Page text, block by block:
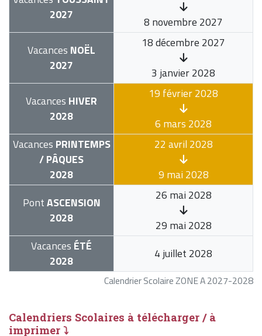
Calendrier Scolaire ZONE A 2027-2028
2027
8 novembre 2027
Vacances NOËL
2027
18 décembre 2027
3 janvier 2028
Vacances HIVER
2028
19 février 2028
6 mars 2028
Vacances PRINTEMPS
/ PÂQUES
2028
22 avril 2028
9 mai 2028
PontASCENSION
2028
26 mai 2028
29 mai 2028
Vacances ÉTÉ
2028
4 juillet 2028
Calendriers Scolaires à télécharger / à
imprimer ⤵